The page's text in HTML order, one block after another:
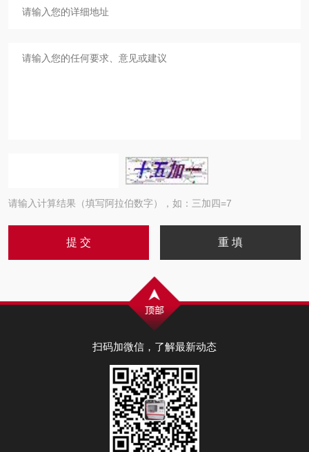
请输入计算结果（填写阿拉伯数字），如：三加四=7
扫码加微信，了解最新动态